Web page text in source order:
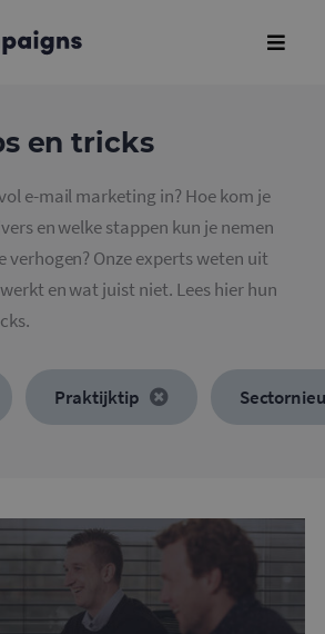
en tricks
e-mail marketing in? Hoe kom je
en welke stappen kun je nemen
verhogen? Onze experts weten uit
en wat juist niet. Lees hier hun
Praktijktip